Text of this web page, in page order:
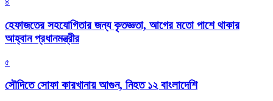
হেফাজতের সহযোগিতার জন্য কৃতজ্ঞতা, আগের মতো পাশে থাকার
আহ্বান প্রধানমন্ত্রীর
৫
সৌদিতে সোফা কারখানায় আগুন, নিহত ১২ বাংলাদেশি